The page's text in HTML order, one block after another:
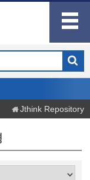
Jthink Repository